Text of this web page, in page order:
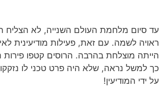
ראויה לשמה. עם זאת, פעילות מודיעינית
הייתה מוצלחת בהרבה. הרוסים קטפו
כך למשל נראה, שלא היה פרט טכני לו
על ידי המודיעין!